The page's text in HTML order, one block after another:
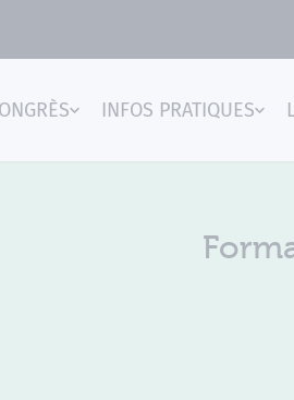
INFOS PRATIQUES